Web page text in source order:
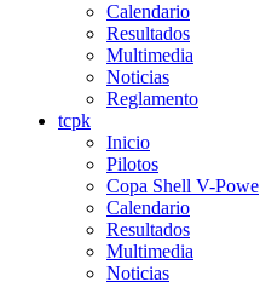
Calendario
Resultados
Multimedia
Noticias
Reglamento
tcpk
Inicio
Pilotos
Copa Shell V-Powe
Calendario
Resultados
Multimedia
Noticias